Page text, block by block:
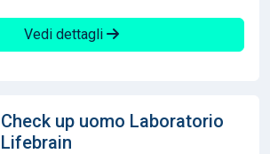
Vedi dettagli
Check up uomo Laboratorio
Lifebrain